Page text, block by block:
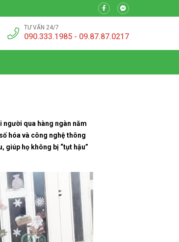
TƯ VẤN 24/7
090.333.1985 - 09.87.87.0217
qua hàng ngàn năm
hóa và công nghệ thông
giúp họ không bị “tụt hậu”